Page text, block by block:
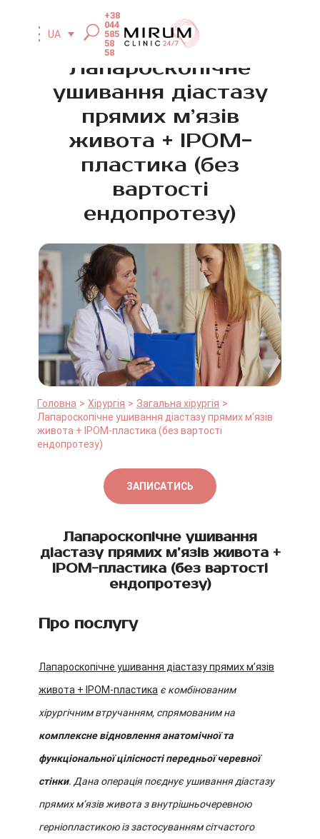
UA
+38
044
585
58
58
Лапароскопічне
ушивання діастазу
прямих м’язів
живота + IPOM-
пластика (без
вартості
ендопротезу)
Головна Хірургія
Загальна хірургія
Лапароскопічне ушивання діастазу прямих м’язів
живота + IPOM-пластика (без вартості
ендопротезу)
ЗАПИСАТИСЬ
Лапароскопічне ушивання
діастазу прямих м’язів живота +
IPOM-пластика (без вартості
ендопротезу)
Про послугу
Лапароскопічне ушивання діастазу прямих м’язів
живота + IPOM-пластика є комбінованим
хірургічним втручанням, спрямованим на
комплексне відновлення анатомічної та
функціональної цілісності передньої черевної
стінки. Дана операція поєднує ушивання діастазу
прямих м’язів живота з внутрішньочеревною
герніопластикою із застосуванням сітчастого